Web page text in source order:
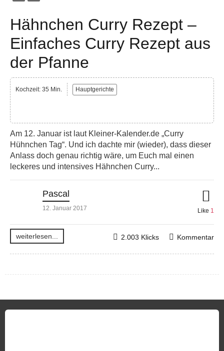
Hähnchen Curry Rezept –
Einfaches Curry Rezept aus
der Pfanne
Kochzeit: 35 Min. Hauptgerichte
Am 12. Januar ist laut Kleiner-Kalender.de „Curry
Hühnchen Tag“. Und ich dachte mir (wieder), dass dieser
Anlass doch genau richtig wäre, um Euch mal einen
leckeres und intensives Hähnchen Curry...
Pascal
12. Januar 2017 Like 1
weiterlesen... Kommentar
2.003 Klicks